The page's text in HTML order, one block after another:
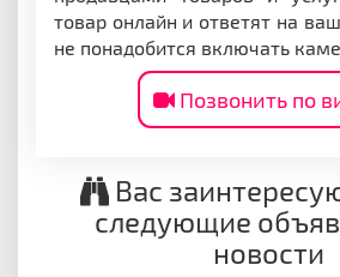
товар онлайн и ответят на
не понадобится включать
Позвонить по
Вас
следующие
новости